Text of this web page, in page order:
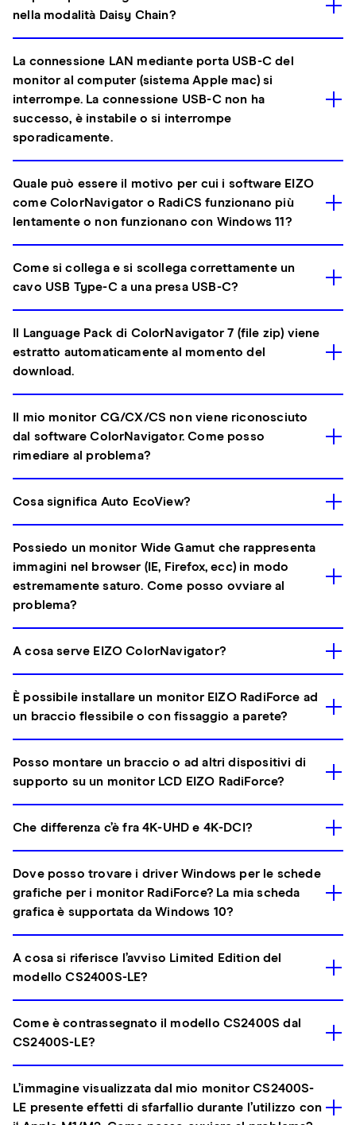
nella modalità Daisy Chain?
La connessione LAN mediante porta USB-C del
monitor al computer (sistema Apple mac) si
interrompe. La connessione USB-C non ha
successo, è instabile o si interrompe
sporadicamente.
Quale può essere il motivo per cui i software EIZO
come ColorNavigator o RadiCS funzionano più
lentamente o non funzionano con Windows 11?
Come si collega e si scollega correttamente un
cavo USB Type-C a una presa USB-C?
Il Language Pack di ColorNavigator 7 (file zip) viene
estratto automaticamente al momento del
download.
Il mio monitor CG/CX/CS non viene riconosciuto
dal software ColorNavigator. Come posso
rimediare al problema?
Cosa significa Auto EcoView?
Possiedo un monitor Wide Gamut che rappresenta
immagini nel browser (IE, Firefox, ecc) in modo
estremamente saturo. Come posso ovviare al
problema?
A cosa serve EIZO ColorNavigator?
È possibile installare un monitor EIZO RadiForce ad
un braccio flessibile o con fissaggio a parete?
Posso montare un braccio o ad altri dispositivi di
supporto su un monitor LCD EIZO RadiForce?
Che differenza c’è fra 4K-UHD e 4K-DCI?
Dove posso trovare i driver Windows per le schede
grafiche per i monitor RadiForce? La mia scheda
grafica è supportata da Windows 10?
A cosa si riferisce l’avviso Limited Edition del
modello CS2400S-LE?
Come è contrassegnato il modello CS2400S dal
CS2400S-LE?
L’immagine visualizzata dal mio monitor CS2400S-
LE presente effetti di sfarfallio durante l’utilizzo con